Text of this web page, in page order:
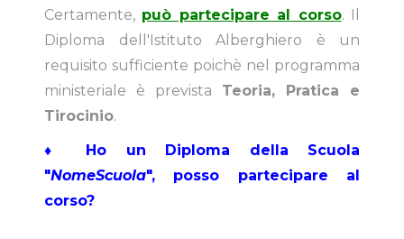
Certamente, può partecipare al corso. Il
Diploma dell'Istituto Alberghiero è un
requisito sufficiente poichè nel programma
ministeriale è prevista Teoria, Pratica e
Tirocinio.
♦ Ho un Diploma della Scuola
"NomeScuola", posso partecipare al
corso?